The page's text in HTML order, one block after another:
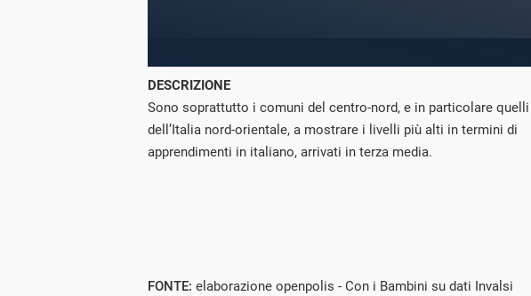
DESCRIZIONE
Sono soprattutto i comuni del centro-nord, e in particolare quelli
dell’Italia nord-orientale, a mostrare i livelli più alti in termini di
apprendimenti in italiano, arrivati in terza media.
FONTE: elaborazione openpolis - Con i Bambini su dati Invalsi